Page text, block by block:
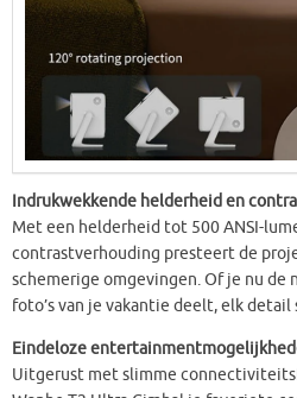
Indrukwekkende helderheid en
Met een helderheid tot 500 ANSI-
contrastverhouding presteert de
schemerige omgevingen. Of je nu de
foto’s van je vakantie deelt, elk
Eindeloze
Uitgerust met slimme